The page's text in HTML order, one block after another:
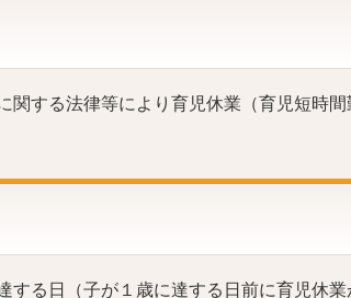
する法律等により育児休業（育児短時間
る日（子が１歳に達する日前に育児休業